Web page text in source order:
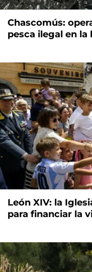
Chascomús:
pesca ilegal en la
León XIV: la
para financiar la